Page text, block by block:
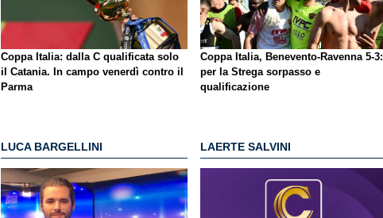
Coppa Italia: dalla C qualificata solo
il Catania. In campo venerdì contro il
Parma
Coppa Italia, Benevento-Ravenna 5-3:
per la Strega sorpasso e
qualificazione
LUCA BARGELLINI LAERTE SALVINI